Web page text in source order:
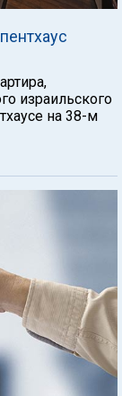
израильского
на 38-м